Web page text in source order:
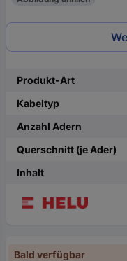
Produkt-Art
Kabeltyp
Anzahl Adern
Querschnitt (je Ader)
Inhalt
Bald verfügbar